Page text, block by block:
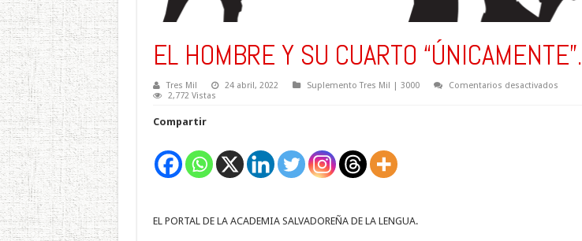
EL HOMBRE Y SU CUARTO “ÚNICAMENTE”.
Tres Mil 24 abril, 2022 Suplemento Tres Mil | 3000 Comentarios desactivadosen
2,772 Vistas
Compartir
EL PORTAL DE LA ACADEMIA SALVADOREÑA DE LA LENGUA.